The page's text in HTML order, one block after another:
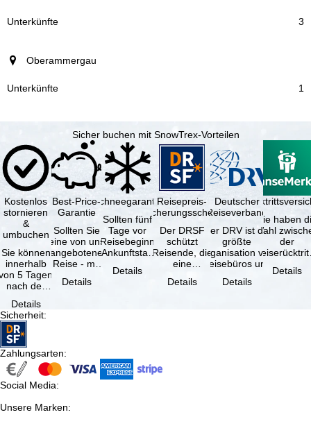
3
Oberammergau
1
Sicher buchen mit SnowTrex-Vorteilen
Kostenlos
stornieren
&
umbuchen
Sie können
innerhalb
5 Tagen
nach der
kostenfrei
…
Details
Best-Price-
Garantie
Sollten Sie
eine von uns
angebotene
Reise - mit
Verfügbarkeit
Details
Schneegarantie
Sollten fünf
Tage vor
Reisebeginn
(Ankunftstag)
aufgrund von
Schneemangel
Details
Reisepreis-
Sicherungsschein
Der DRSF
schützt
Reisende, die
eine
oder
Details
Deutscher
Reiseverband
Der DRV ist die
größte
Organisation von
Reisebüros und
Reiseveranstaltern
in …
Details
Sie haben
Wahl
der
(inklusive
Details
Sicherheit:
Zahlungsarten:
Social Media:
Unsere Marken: